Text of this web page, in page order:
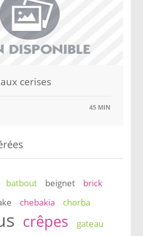
cerises
45 MIN
batbout beignet brick
chebakia chorba
crêpes
gateau